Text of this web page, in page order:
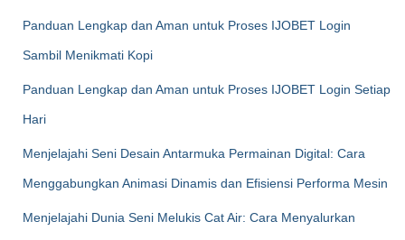
Panduan Lengkap dan Aman untuk Proses IJOBET Login
Sambil Menikmati Kopi
Panduan Lengkap dan Aman untuk Proses IJOBET Login Setiap
Hari
Menjelajahi Seni Desain Antarmuka Permainan Digital: Cara
Menggabungkan Animasi Dinamis dan Efisiensi Performa Mesin
Menjelajahi Dunia Seni Melukis Cat Air: Cara Menyalurkan